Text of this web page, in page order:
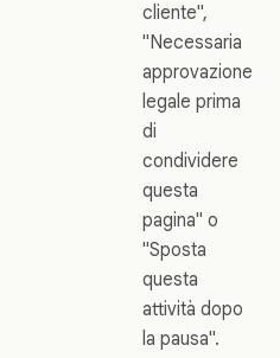
cliente",
"Necessaria
approvazione
legale prima
di
condividere
questa
pagina" o
"Sposta
questa
attività dopo
la pausa".